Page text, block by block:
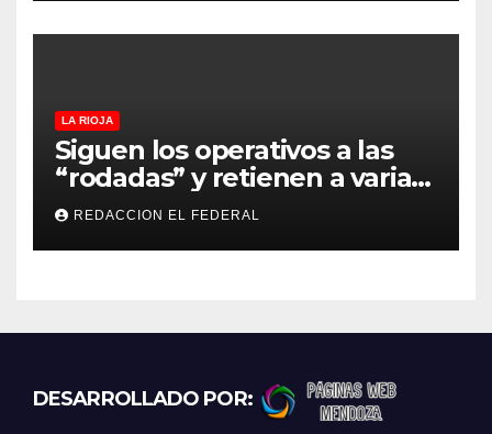
LA RIOJA
Siguen los operativos a las
“rodadas” y retienen a varias
motocicletas
REDACCION EL FEDERAL
DESARROLLADO POR: